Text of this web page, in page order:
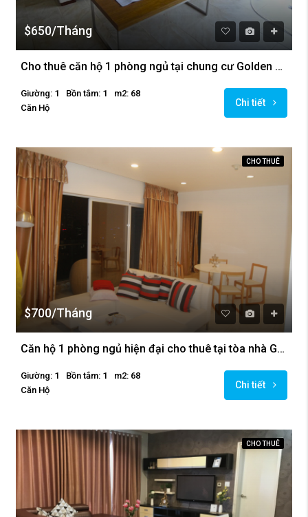
$650/Tháng
Cho thuê căn hộ 1 phòng ngủ tại chung cư Golden Westlake
Giường: 1 Bồn tắm: 1
m2: 68
Căn Hộ
Chi tiết
CHO THUÊ
$700/Tháng
Căn hộ 1 phòng ngủ hiện đại cho thuê tại tòa nhà Golden Westlake
Giường: 1 Bồn tắm: 1
m2: 68
Căn Hộ
Chi tiết
CHO THUÊ